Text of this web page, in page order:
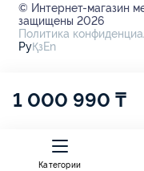
© Интернет-магазин
защищены 2026
Политика
РуҚзEn
1 000 990 ₸
Категории